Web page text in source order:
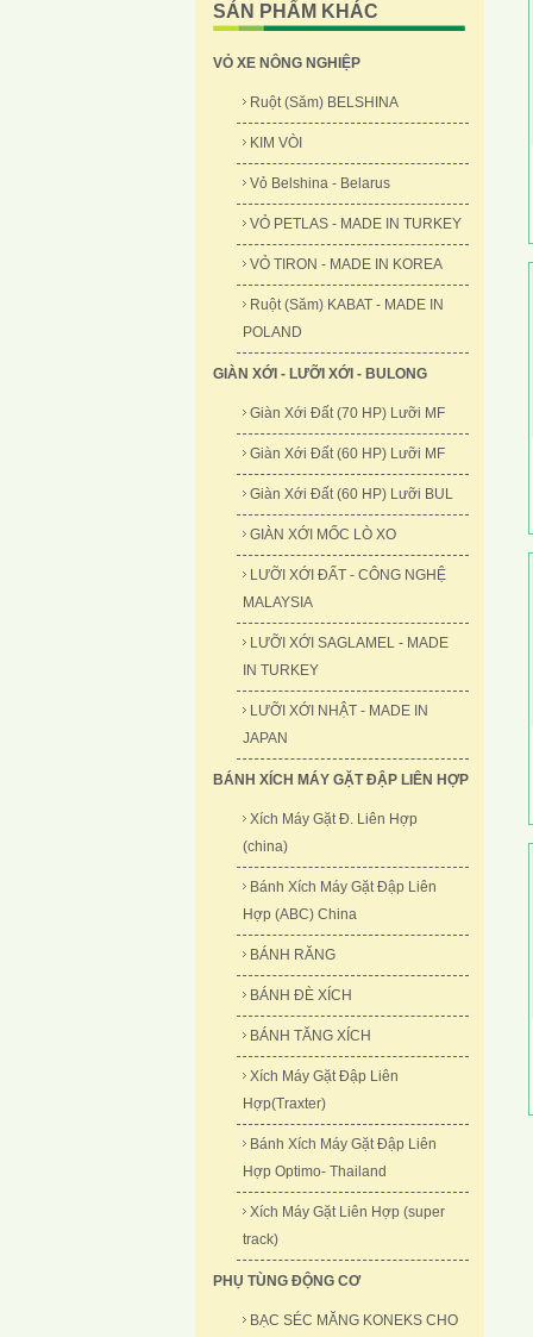
SẢN PHẨM KHÁC
VỎ XE NÔNG NGHIỆP
Ruột (Săm) BELSHINA
KIM VÒI
Vỏ Belshina - Belarus
VỎ PETLAS - MADE IN TURKEY
VỎ TIRON - MADE IN KOREA
Ruột (Săm) KABAT - MADE IN
POLAND
GIÀN XỚI - LƯỠI XỚI - BULONG
Giàn Xới Đất (70 HP) Lưỡi MF
Giàn Xới Đất (60 HP) Lưỡi MF
Giàn Xới Đất (60 HP) Lưỡi BUL
GIÀN XỚI MỐC LÒ XO
LƯỠI XỚI ĐẤT - CÔNG NGHỆ
MALAYSIA
LƯỠI XỚI SAGLAMEL - MADE
IN TURKEY
LƯỠI XỚI NHẬT - MADE IN
JAPAN
BÁNH XÍCH MÁY GẶT ĐẬP LIÊN HỢP
Xích Máy Gặt Đ. Liên Hợp
(china)
Bánh Xích Máy Gặt Đập Liên
Hợp (ABC) China
BÁNH RĂNG
BÁNH ĐÈ XÍCH
BÁNH TĂNG XÍCH
Xích Máy Gặt Đập Liên
Hợp(Traxter)
Bánh Xích Máy Gặt Đập Liên
Hợp Optimo- Thailand
Xích Máy Gặt Liên Hợp (super
track)
PHỤ TÙNG ĐỘNG CƠ
BẠC SÉC MĂNG KONEKS CHO